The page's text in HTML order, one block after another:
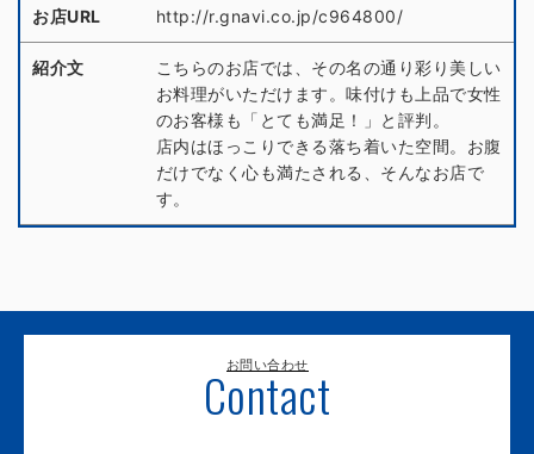
お店URL http://r.gnavi.co.jp/c964800/
紹介文
こちらのお店では、その名の通り彩り美しい
お料理がいただけます。味付けも上品で女性
のお客様も「とても満足！」と評判。
店内はほっこりできる落ち着いた空間。お腹
だけでなく心も満たされる、そんなお店で
す。
お問い合わせ
Contact